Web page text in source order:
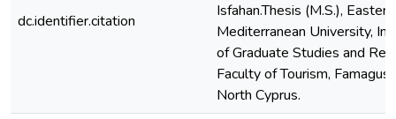
dc.identifier.citation
Isfahan.Thesis (M.S.), Eastern
Mediterranean University,
of Graduate Studies and
Faculty of Tourism,
North Cyprus.